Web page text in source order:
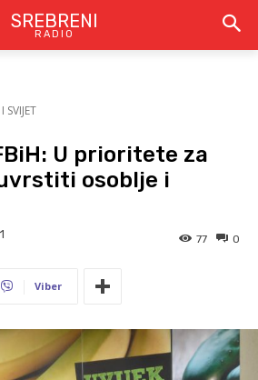
SREBRENI
RADIO
SVIJET
U prioritete za
osoblje i
0
77
Viber